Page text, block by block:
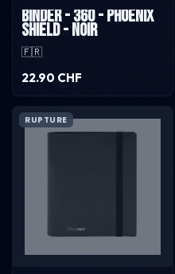
Binder - 360 - Phoenix
Shield - Noir
🇫🇷
22.90 CHF
RUPTURE